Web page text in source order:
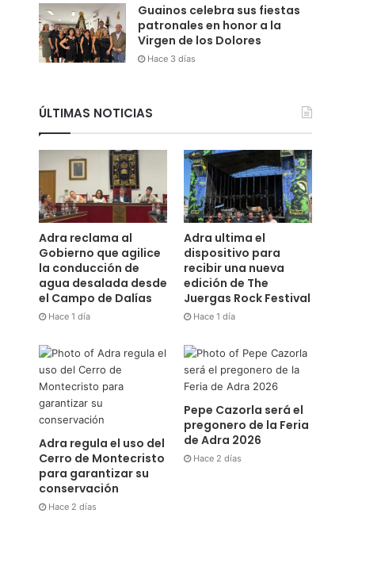
Guainos celebra sus fiestas
patronales en honor a la
Virgen de los Dolores
Hace 3 días
ÚLTIMAS NOTICIAS
Adra reclama al
Gobierno que agilice
la conducción de
agua desalada desde
el Campo de Dalías
Hace 1 día
Adra ultima el
dispositivo para
recibir una nueva
edición de The
Juergas Rock Festival
Hace 1 día
Adra regula el uso del
Cerro de Montecristo
para garantizar su
conservación
Hace 2 días
Pepe Cazorla será el
pregonero de la Feria
de Adra 2026
Hace 2 días